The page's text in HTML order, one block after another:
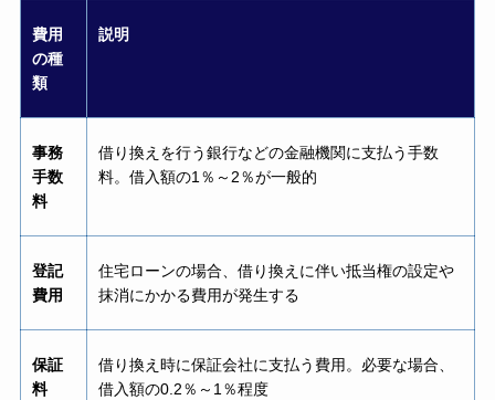
費用
の種
類
説明
事務
手数
料
借り換えを行う銀行などの金融機関に支払う手数
料。借入額の1％～2％が一般的
登記
費用
住宅ローンの場合、借り換えに伴い抵当権の設定や
抹消にかかる費用が発生する
保証
料
借り換え時に保証会社に支払う費用。必要な場合、
借入額の0.2％～1％程度